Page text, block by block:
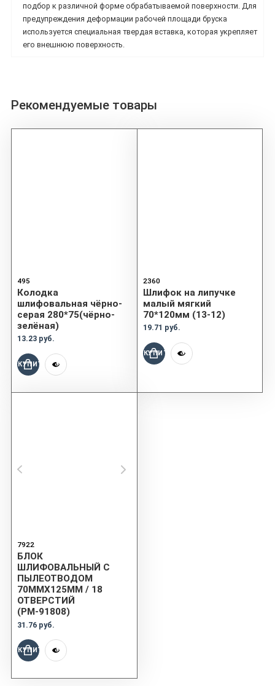
подбор к различной форме обрабатываемой поверхности. Для
предупреждения деформации рабочей площади бруска
используется специальная твердая вставка, которая укрепляет
его внешнюю поверхность.
Рекомендуемые товары
495
Колодка
шлифовальная чёрно-
серая 280*75(чёрно-
зелёная)
13.23 руб.
КУПИТЬ
2360
Шлифок на липучке
малый мягкий
70*120мм (13-12)
19.71 руб.
КУПИТЬ
7922
БЛОК
ШЛИФОВАЛЬНЫЙ С
ПЫЛЕОТВОДОМ
70ММХ125ММ / 18
ОТВЕРСТИЙ
(РМ-91808)
31.76 руб.
КУПИТЬ